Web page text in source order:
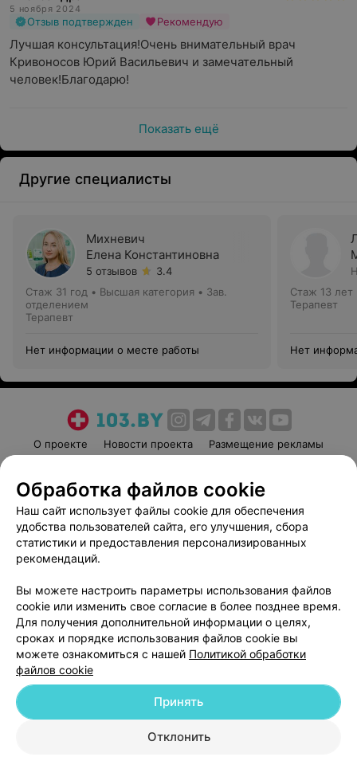
5 ноября 2024
Отзыв подтвержден Рекомендую
Лучшая консультация!Очень внимательный врач
Кривоносов Юрий Васильевич и замечательный
человек!Благодарю!
Показать ещё
Другие специалисты
Михневич
Елена Константиновна
5 отзывов
3.4
Стаж 31 год • Высшая категория • Зав.
отделением
Терапевт
Нет информации о месте работы
Стаж 13 лет
Терапевт
Нет
О проекте Новости проекта
Размещение рекламы
Пользовательское соглашение
Способы оплаты
Вакансии
Партнеры
Написать руководителю 103.by
Обработка персональных данных
© 2026 ООО «Артокс Лаб», УНП 191700409
| 220012, Республика Беларусь,
Обработка файлов cookie
Наш сайт использует файлы cookie для обеспечения
удобства пользователей сайта, его улучшения, сбора
статистики и предоставления персонализированных
рекомендаций.
Вы можете настроить параметры использования файлов
cookie или изменить свое согласие в более позднее время.
Для получения дополнительной информации о целях,
сроках и порядке использования файлов cookie вы
можете ознакомиться с нашей Политикой обработки
файлов cookie
Отклонить
Принять